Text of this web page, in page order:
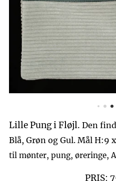
Lille Pung i Fløjl. Den
Blå, Grøn og Gul. Mål H:9
til mønter, pung, øreringe,
PRIS: